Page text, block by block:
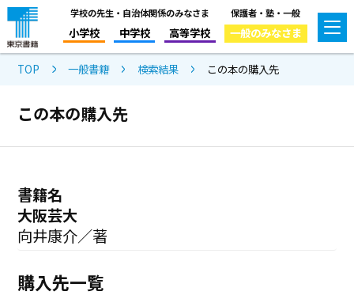
学校の先生・自治体関係のみなさま
小学校 中学校 高等学校
保護者・塾・一般
一般のみなさま
TOP 一般書籍 検索結果 この本の購入先
この本の購入先
書籍名
大阪芸大
向井康介／著
購入先一覧